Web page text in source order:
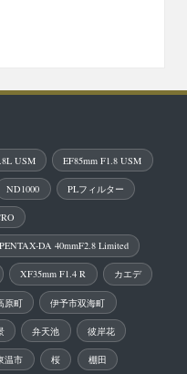
USM EF85mm F1.8 USM
ND1000 PLフィルター
DA 40mmF2.8 Limited
XF35mm F1.4 R カエデ
原町 伊予市双海町
弁天池 彼岸花
温市 桜 棚田